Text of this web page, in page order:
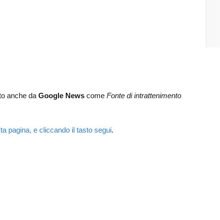
anche da Google News come Fonte di intrattenimento
pagina, e cliccando il tasto segui.